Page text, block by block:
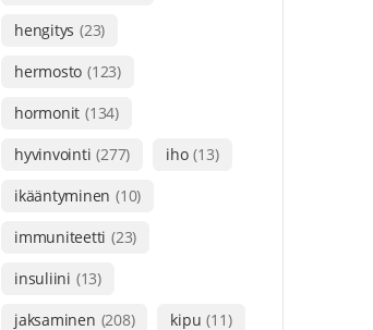
hengitys (23)
hermosto (123)
hormonit (134)
hyvinvointi (277) iho (13)
ikääntyminen (10)
immuniteetti (23)
insuliini (13)
jaksaminen (208) kipu (11)